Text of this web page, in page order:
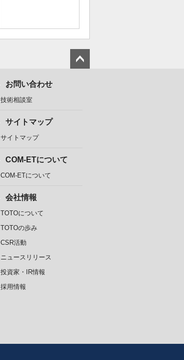
お問い合わせ
技術相談室
サイトマップ
サイトマップ
COM-ETについて
COM-ETについて
会社情報
TOTOについて
TOTOの歩み
CSR活動
ニュースリリース
投資家・IR情報
採用情報